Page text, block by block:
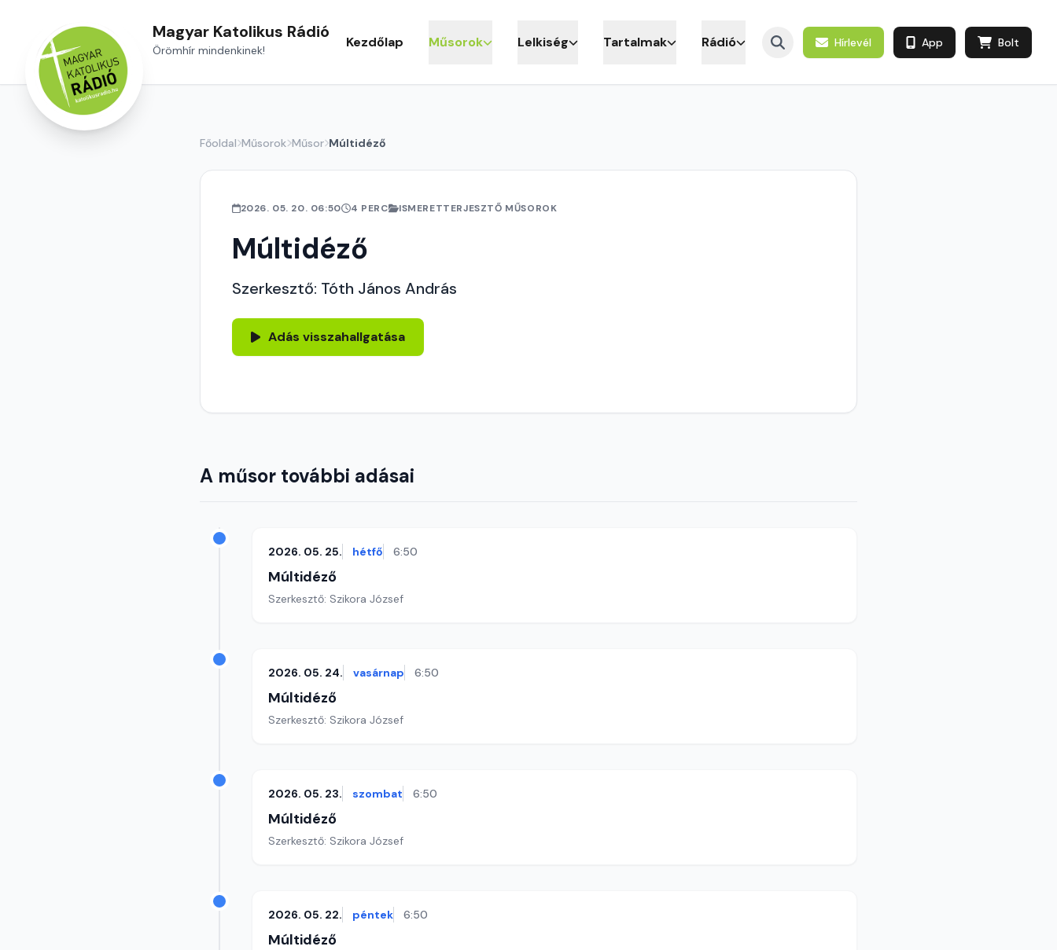
Magyar Katolikus Rádió
Örömhír mindenkinek! Kezdőlap Műsorok Lelkiség Tartalmak Rádió Hírlevél App Bolt
Főoldal Műsorok Műsor Múltidéző
2026. 05. 20. 06:50 4 PERC ISMERETTERJESZTŐ MŰSOROK
Múltidéző
Szerkesztő: Tóth János András
Adás visszahallgatása
A műsor további adásai
2026. 05. 25. hétfő 6:50
Múltidéző
Szerkesztő: Szikora József
2026. 05. 24. vasárnap 6:50
Múltidéző
Szerkesztő: Szikora József
2026. 05. 23. szombat 6:50
Múltidéző
Szerkesztő: Szikora József
2026. 05. 22. péntek 6:50
Múltidéző